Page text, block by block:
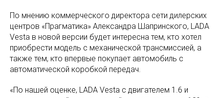
По мнению коммерческого директора сети дилерских
центров «Прагматика» Александра Шапринского, LADA
Vesta в новой версии будет интересна тем, кто хотел
приобрести модель с механической трансмиссией, а
также тем, кто впервые покупает автомобиль с
автоматической коробкой передач.
«По нашей оценке, LADA Vesta с двигателем 1.6 и